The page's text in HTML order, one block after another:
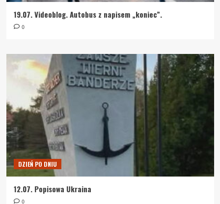
19.07. Videoblog. Autobus z napisem „koniec”.
0
DZIEŃ PO DNIU
12.07. Popisowa Ukraina
0